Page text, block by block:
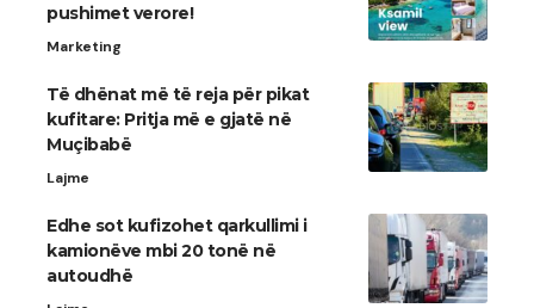
pushimet verore!
Marketing
Të dhënat më të reja për pikat
kufitare: Pritja më e gjatë në
Muçibabë
Lajme
​Edhe sot kufizohet qarkullimi i
kamionëve mbi 20 tonë në
autoudhë